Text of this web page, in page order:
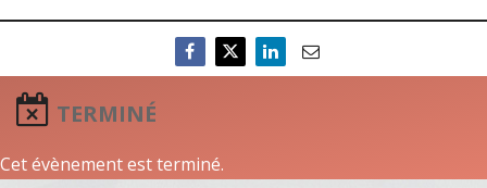
TERMINÉ
Cet évènement est terminé.